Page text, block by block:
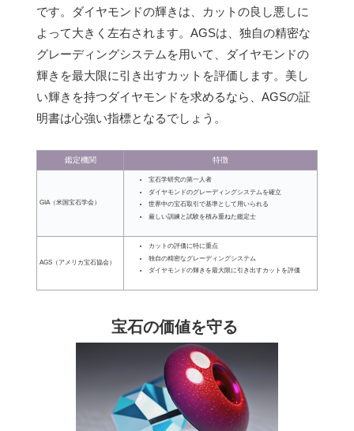
です。ダイヤモンドの輝きは、カットの良し悪しに
よって大きく左右されます。AGSは、独自の精密な
グレーディングシステムを用いて、ダイヤモンドの
輝きを最大限に引き出すカットを評価します。美し
い輝きを持つダイヤモンドを求めるなら、AGSの証
明書は心強い指標となるでしょう。
鑑定機関 特徴
GIA（米国宝石学会）
宝石学研究の第一人者
ダイヤモンドのグレーディングシステムを確立
世界中の宝石取引で基準として用いられる
厳しい訓練と試験を積み重ねた鑑定士
AGS（アメリカ宝石協会）
カットの評価に特に重点
独自の精密なグレーディングシステム
ダイヤモンドの輝きを最大限に引き出すカットを評価
宝石の価値を守る